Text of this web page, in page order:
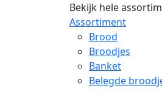
Bekijk hele
Assortiment
Brood
Broodjes
Banket
Belegde